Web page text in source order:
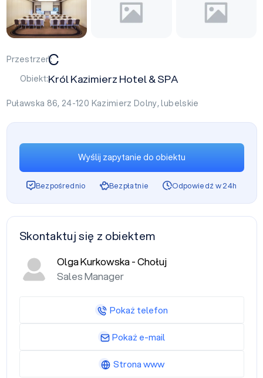
Przestrzeń:C
Obiekt:Król Kazimierz Hotel & SPA
Puławska 86, 24-120 Kazimierz Dolny,lubelskie
Wyślij zapytanie do obiektu
Bezpośrednio Bezpłatnie Odpowiedź w 24h
Skontaktuj się z obiektem
Olga Kurkowska - Chołuj
Sales Manager
Pokaż telefon
Pokaż e-mail
Strona www